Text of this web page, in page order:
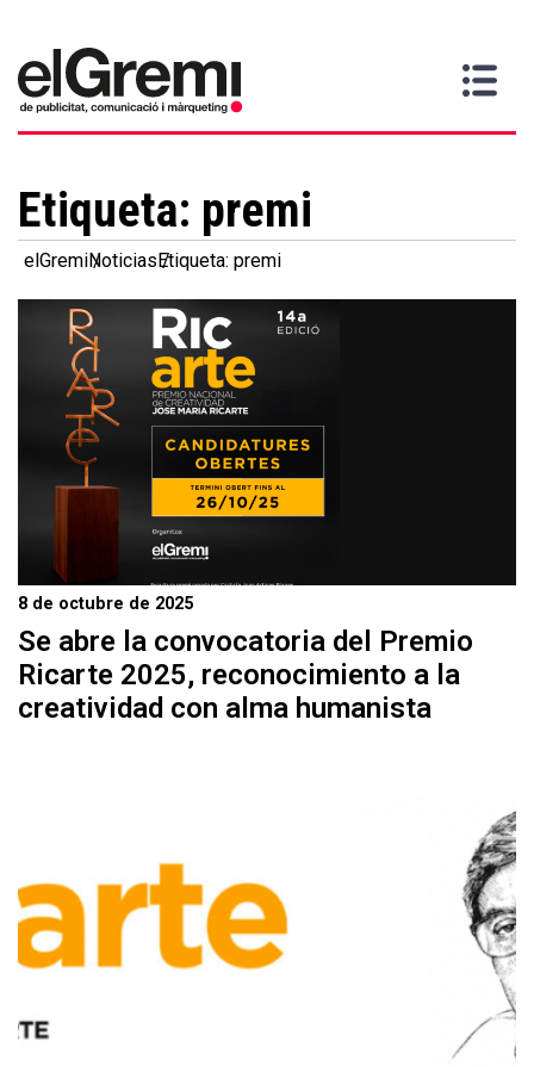
Inicio
Gremi Servicios
>
Contacta
Etiqueta: premi
elGremiNoticiasEtiqueta: premi
8 de octubre de 2025
Se abre la convocatoria del Premio
Ricarte 2025, reconocimiento a la
creatividad con alma humanista